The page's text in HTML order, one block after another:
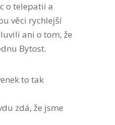
o telepatii a
věci rychlejší
ani o tom, že
Bytost.
to tak
zdá, že jsme